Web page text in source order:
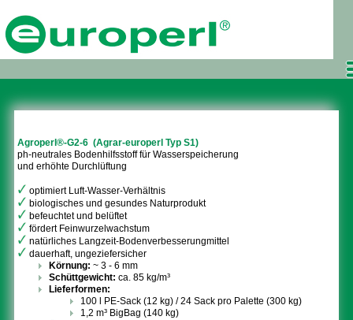
Agroperl®-G2-6 (Agrar-europerl Typ S1)
ph-neutrales Bodenhilfsstoff für Wasserspeicherung
und erhöhte Durchlüftung
optimiert Luft-Wasser-Verhältnis
biologisches und gesundes Naturprodukt
befeuchtet und belüftet
fördert Feinwurzelwachstum
natürliches Langzeit-Bodenverbesserungmittel
dauerhaft, ungeziefersicher
Körnung: ~ 3 - 6 mm
Schüttgewicht:ca. 85 kg/m³
Lieferformen:
100 l PE-Sack (12 kg) / 24 Sack pro Palette (300 kg)
1,2 m³ BigBag (140 kg)